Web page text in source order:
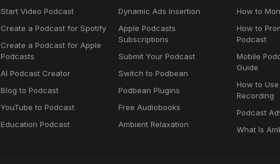
Start Video Podcast
Create a Podcast for Spotify
Create a Podcast for Apple
Podcasts
AI Podcast Creator
Blog to Podcast
YouTube to Podcast
Education Podcast
Dynamic Ads Insertion
Apple Podcasts
Subscriptions
Submit Your Podcast
Switch to Podbean
Podbean Plugins
Free Audiobooks
Ambient Relaxation
How to
How to
Podcast
Mobile
Guide
How to
Recording
Podcast
What Is